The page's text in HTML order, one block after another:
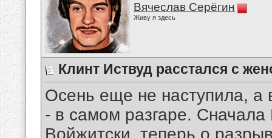
Вячеслав Серёгин
Живу я здесь
Клинт Иствуд расстался с
Осень еще не наступила, а
- в самом разгаре.